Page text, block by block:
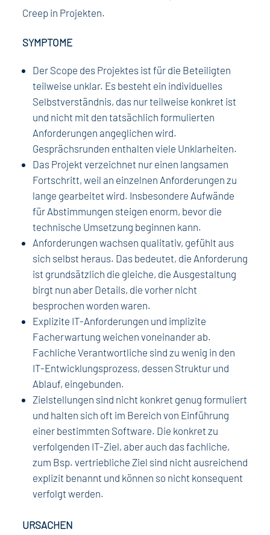
Creep in Projekten.
SYMPTOME
Der Scope des Projektes ist für die Beteiligten
teilweise unklar. Es besteht ein individuelles
Selbstverständnis, das nur teilweise konkret ist
und nicht mit den tatsächlich formulierten
Anforderungen angeglichen wird.
Gesprächsrunden enthalten viele Unklarheiten.
Das Projekt verzeichnet nur einen langsamen
Fortschritt, weil an einzelnen Anforderungen zu
lange gearbeitet wird. Insbesondere Aufwände
für Abstimmungen steigen enorm, bevor die
technische Umsetzung beginnen kann.
Anforderungen wachsen qualitativ, gefühlt aus
sich selbst heraus. Das bedeutet, die Anforderung
ist grundsätzlich die gleiche, die Ausgestaltung
birgt nun aber Details, die vorher nicht
besprochen worden waren.
Explizite IT-Anforderungen und implizite
Facherwartung weichen voneinander ab.
Fachliche Verantwortliche sind zu wenig in den
IT-Entwicklungsprozess, dessen Struktur und
Ablauf, eingebunden.
Zielstellungen sind nicht konkret genug formuliert
und halten sich oft im Bereich von Einführung
einer bestimmten Software. Die konkret zu
verfolgenden IT-Ziel, aber auch das fachliche,
zum Bsp. vertriebliche Ziel sind nicht ausreichend
explizit benannt und können so nicht konsequent
verfolgt werden.
URSACHEN